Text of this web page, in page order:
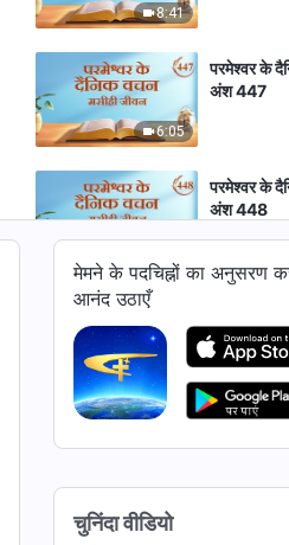
8:41
6:05
परमेश्वर के
अंश 447
परमेश्वर के
अंश 448
8:19
अंश 449
6:46
परमेश्वर के
अंश 450
मेमने के पदचिह्नों का अनुसरण
आनंद उठाएँ
चुनिंदा वीडियो